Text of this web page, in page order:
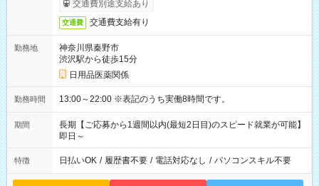
交通費別途支給あり
交通費 交通費支給有り
勤務地
神奈川県秦野市
渋沢駅から徒歩15分
日用品医薬関係
勤務時間 13:00～22:00 ※表記のうち実働8時間です。
期間
長期【ご応募から1週間以内(最短2日目)のスピード就業が可能】
即日～
特徴 日払いOK / 履歴書不要 / 電話対応なし / パソコンスキル不要